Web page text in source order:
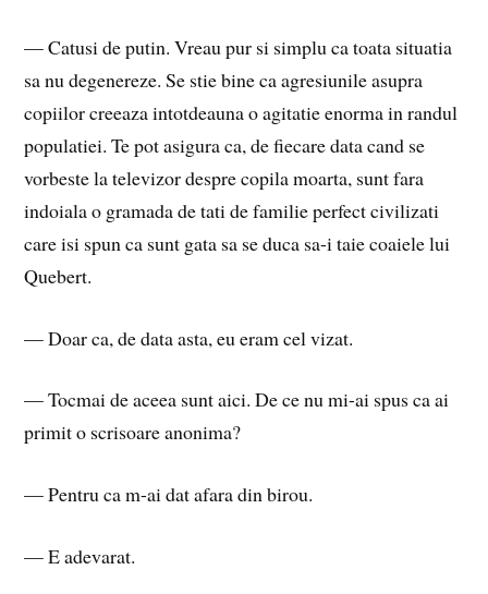
— Catusi de putin. Vreau pur si simplu ca toata situatia
sa nu degenereze. Se stie bine ca agresiunile asupra
copiilor creeaza intotdeauna o agitatie enorma in randul
populatiei. Te pot asigura ca, de fiecare data cand se
vorbeste la televizor despre copila moarta, sunt fara
indoiala o gramada de tati de familie perfect civilizati
care isi spun ca sunt gata sa se duca sa-i taie coaiele lui
Quebert.
— Doar ca, de data asta, eu eram cel vizat.
— Tocmai de aceea sunt aici. De ce nu mi-ai spus ca ai
primit o scrisoare anonima?
— Pentru ca m-ai dat afara din birou.
— E adevarat.